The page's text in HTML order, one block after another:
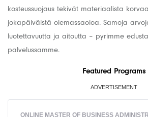
kosteussuojaus tekivät materiaalista
jokapäiväistä olemassaoloa. Samoja
luotettavuutta ja aitoutta – pyrimme
palvelussamme.
Featured Programs